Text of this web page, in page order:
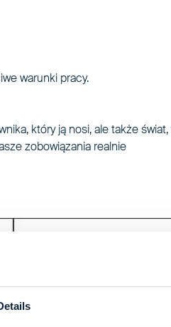
warunki pracy.
który ją nosi, ale także świat,
zobowiązania realnie